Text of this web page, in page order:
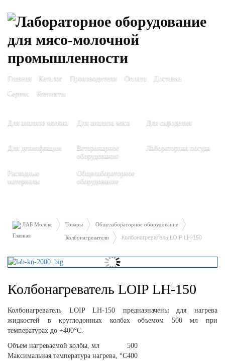
Главная Каталог Производители Оплата
Доставка
Сервис
Контакты
Для анализа молока Для анализа мяса Для сыроделия
Для дезинфекции
Ветеринарное
оборудование
Лабораторная посуда
Расходные
материалы
Общелабораторное
оборудование
ЛАБ Молоко Товары Общелабораторное оборудование
Колбонагреватели Колбонагреватель LOIP LH-150
Колбонагреватель LOIP LH-150
Колбонагреватель LOIP LH-150 предназначены для нагрева
жидкостей в круглодонных колбах объемом 500 мл при
температурах до +400°С.
Объем нагреваемой колбы, мл
500
Максимальная температура нагрева, °С400